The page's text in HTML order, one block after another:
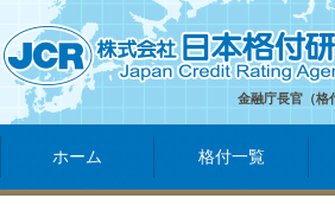
金融庁長官（
ホーム 格付一覧